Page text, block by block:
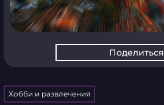
Поделиться
Хобби и развлечения